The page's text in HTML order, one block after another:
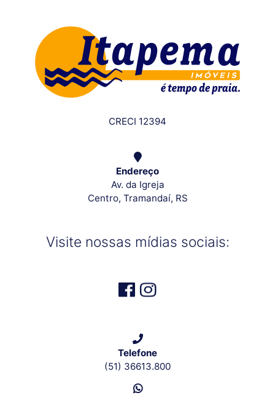
CRECI 12394
Endereço
Av. da Igreja
Centro, Tramandaí, RS
Visite nossas mídias sociais:
Telefone
(51) 36613.800